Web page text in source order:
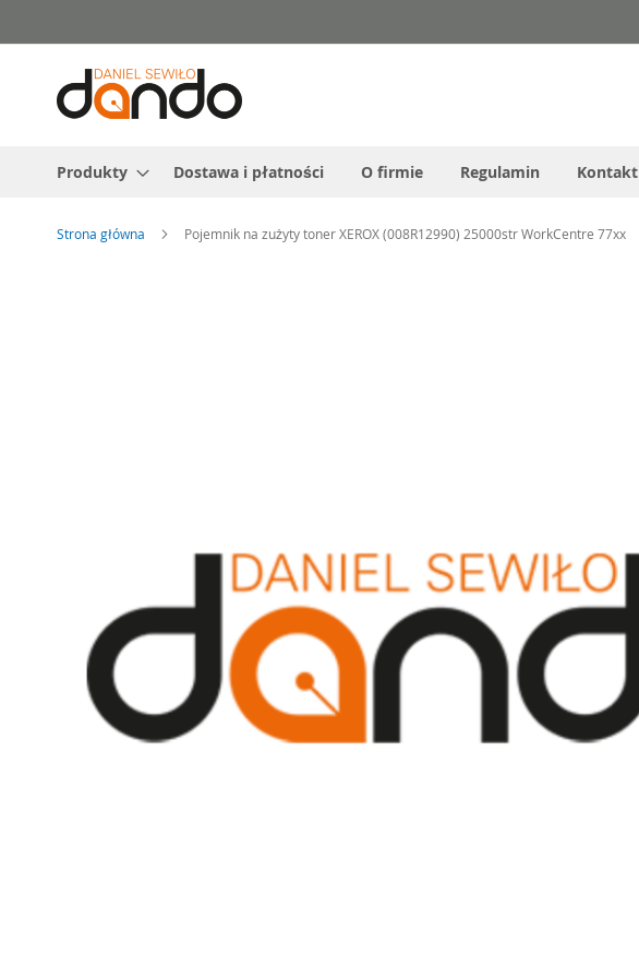
do
treści
Produkty Dostawa i płatności O firmie Regulamin Kontakt
Strona główna Pojemnik na zużyty toner XEROX (008R12990) 25000str WorkCentre 77xx